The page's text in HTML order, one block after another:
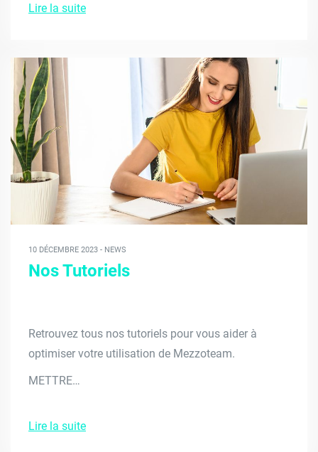
Lire la suite
10 DÉCEMBRE 2023 - NEWS
Nos Tutoriels
Retrouvez tous nos tutoriels pour vous aider à
optimiser votre utilisation de Mezzoteam.
METTRE…
Lire la suite